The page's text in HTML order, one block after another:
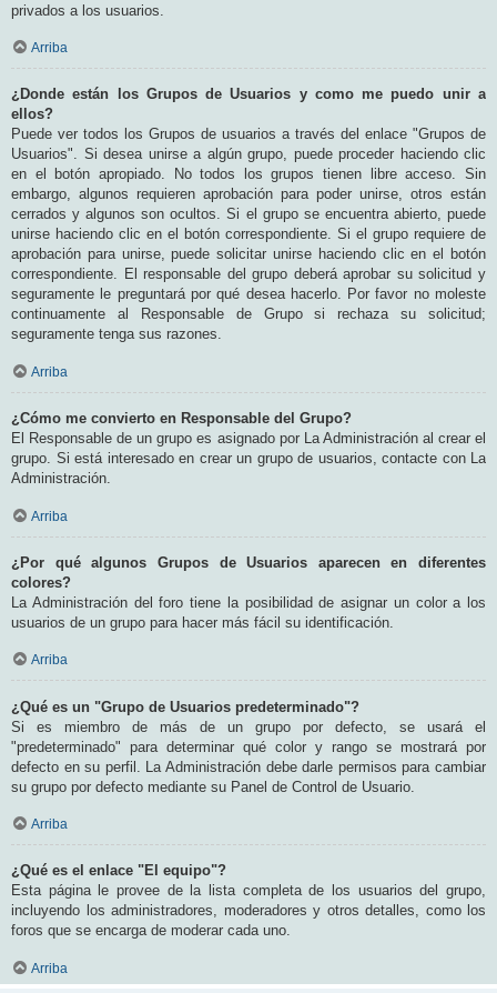
privados a los usuarios.
Arriba
¿Donde están los Grupos de Usuarios y como me puedo unir a
ellos?
Puede ver todos los Grupos de usuarios a través del enlace "Grupos de
Usuarios". Si desea unirse a algún grupo, puede proceder haciendo clic
en el botón apropiado. No todos los grupos tienen libre acceso. Sin
embargo, algunos requieren aprobación para poder unirse, otros están
cerrados y algunos son ocultos. Si el grupo se encuentra abierto, puede
unirse haciendo clic en el botón correspondiente. Si el grupo requiere de
aprobación para unirse, puede solicitar unirse haciendo clic en el botón
correspondiente. El responsable del grupo deberá aprobar su solicitud y
seguramente le preguntará por qué desea hacerlo. Por favor no moleste
continuamente al Responsable de Grupo si rechaza su solicitud;
seguramente tenga sus razones.
Arriba
¿Cómo me convierto en Responsable del Grupo?
El Responsable de un grupo es asignado por La Administración al crear el
grupo. Si está interesado en crear un grupo de usuarios, contacte con La
Administración.
Arriba
¿Por qué algunos Grupos de Usuarios aparecen en diferentes
colores?
La Administración del foro tiene la posibilidad de asignar un color a los
usuarios de un grupo para hacer más fácil su identificación.
Arriba
¿Qué es un "Grupo de Usuarios predeterminado"?
Si es miembro de más de un grupo por defecto, se usará el
"predeterminado" para determinar qué color y rango se mostrará por
defecto en su perfil. La Administración debe darle permisos para cambiar
su grupo por defecto mediante su Panel de Control de Usuario.
Arriba
¿Qué es el enlace "El equipo"?
Esta página le provee de la lista completa de los usuarios del grupo,
incluyendo los administradores, moderadores y otros detalles, como los
foros que se encarga de moderar cada uno.
Arriba